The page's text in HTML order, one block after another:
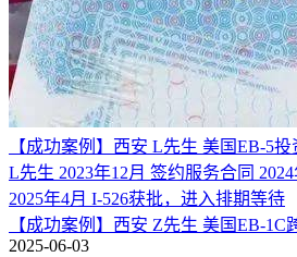
【成功案例】西安 L先生 美国EB-5投
L先生 2023年12月 签约服务合同
2025年4月 I-526获批，进入排期等待
【成功案例】西安 Z先生 美国EB-1C
2025-06-03